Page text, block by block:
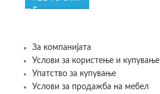
За компанијата
Услови за користење и купување
Упатство за купување
Услови за продажба на мебел